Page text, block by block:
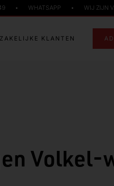
• WHATSAPP • WIJ ZIJN
ZAKELIJKE KLANTEN
Volkel-